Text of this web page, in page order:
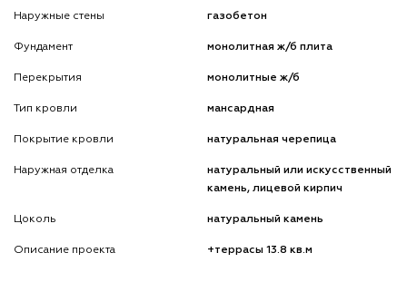
Наружные стены газобетон
Фундамент монолитная ж/б плита
Перекрытия монолитные ж/б
Тип кровли мансардная
Покрытие кровли натуральная черепица
Наружная отделка
натуральный или искусственный
камень, лицевой кирпич
Цоколь натуральный камень
Описание проекта +террасы 13.8 кв.м